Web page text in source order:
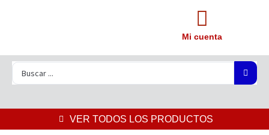
Mi cuenta
VER TODOS LOS PRODUCTOS